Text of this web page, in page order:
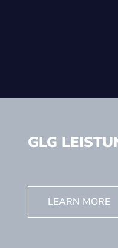
GLG
LEARN MORE